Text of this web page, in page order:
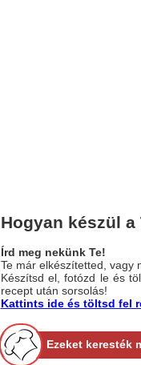
Hogyan készül
Írd meg nekünk Te!
Te már elkészítetted, vagy
Készítsd el, fotózd le és
recept után sorsolás!
Kattints ide és töltsd fel
Ezeket keresték